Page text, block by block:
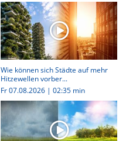
Wie können sich Städte auf mehr
Hitzewellen vorber...
Fr 07.08.2026 | 02:35 min